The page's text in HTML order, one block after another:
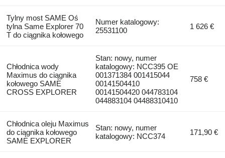
Tylny most SAME Oś
tylna Same Explorer 70
T do ciągnika kołowego
Numer katalogowy:
25531100
1 626 €
Chłodnica wody
Maximus do ciągnika
kołowego SAME
CROSS EXPLORER
Stan: nowy, numer
katalogowy: NCC395 OE
001371384 001415044
00141504410
00141504420 044783104
044883104 04488310410
758 €
Chłodnica oleju Maximus
do ciągnika kołowego
SAME EXPLORER
Stan: nowy, numer
katalogowy: NCC374
171,90 €